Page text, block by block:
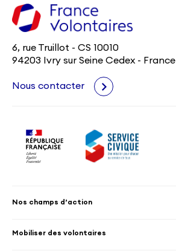
6, rue Truillot - CS 10010
94203 Ivry sur Seine Cedex - France
Nous contacter
Nos champs d’action
Culture et patrimoine
Mobiliser des volontaires